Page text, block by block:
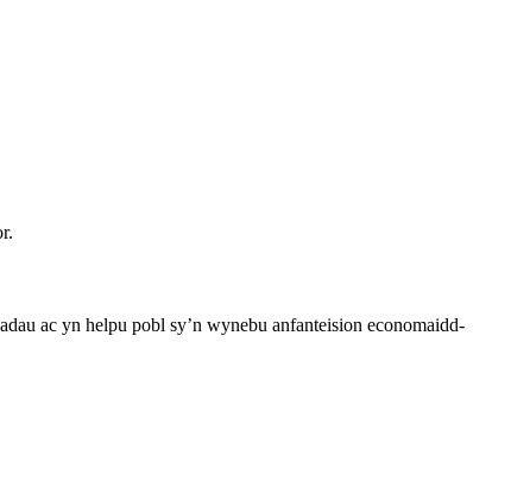
ac yn helpu pobl sy’n wynebu anfanteision economaidd-